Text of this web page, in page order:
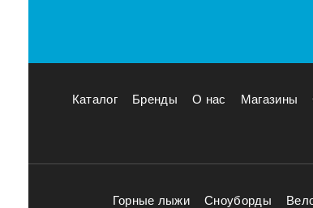
Каталог Бренды О нас Магазины
Горные лыжи Сноуборды